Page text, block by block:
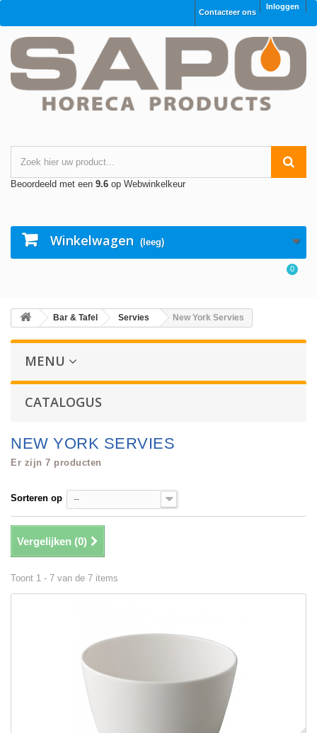
Inloggen
Contacteer ons
Beoordeeld met een 9.6 op Webwinkelkeur
Winkelwagen (leeg)
0
Bar & Tafel Servies New York Servies
MENU
CATALOGUS
NEW YORK SERVIES
Er zijn 7 producten
Sorteren op --
Vergelijken (0)
Toont 1 - 7 van de 7 items